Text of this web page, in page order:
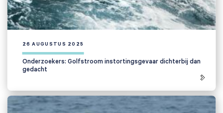
26 AUGUSTUS 2025
Onderzoekers: Golfstroom instortingsgevaar dichterbij dan
gedacht